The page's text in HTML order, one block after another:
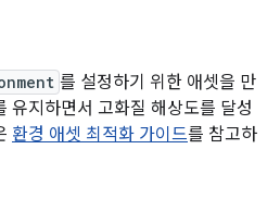
를 설정하기 위한 애셋을 만
유지하면서 고화질 해상도를 달성
환경 애셋 최적화 가이드를 참고하